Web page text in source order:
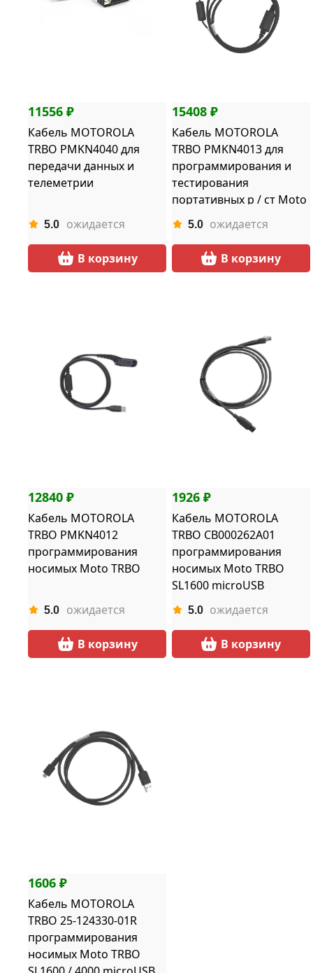
11556 ₽
Кабель MOTOROLA
TRBO PMKN4040 для
передачи данных и
телеметрии
5.0 ожидается
В корзину
15408 ₽
Кабель MOTOROLA
TRBO PMKN4013 для
программирования и
тестирования
портативных р / ст Moto
TRBO
5.0 ожидается
В корзину
12840 ₽
Кабель MOTOROLA
TRBO PMKN4012
программирования
носимых Moto TRBO
5.0 ожидается
В корзину
1926 ₽
Кабель MOTOROLA
TRBO CB000262A01
программирования
носимых Moto TRBO
SL1600 microUSB
5.0 ожидается
В корзину
1606 ₽
Кабель MOTOROLA
TRBO 25-124330-01R
программирования
носимых Moto TRBO